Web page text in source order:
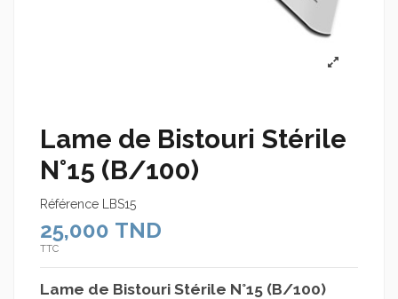
Lame de Bistouri Stérile
N°15 (B/100)
Référence LBS15
25,000 TND
TTC
Lame de Bistouri Stérile N°15 (B/100)